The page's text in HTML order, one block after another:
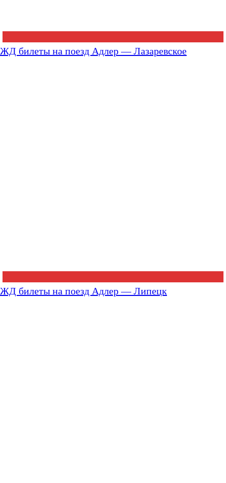
ЖД билеты на поезд Адлер — Лазаревское
ЖД билеты на поезд Адлер — Липецк